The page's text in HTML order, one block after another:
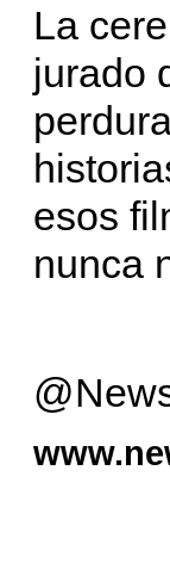
La
jurado
esos
nunca